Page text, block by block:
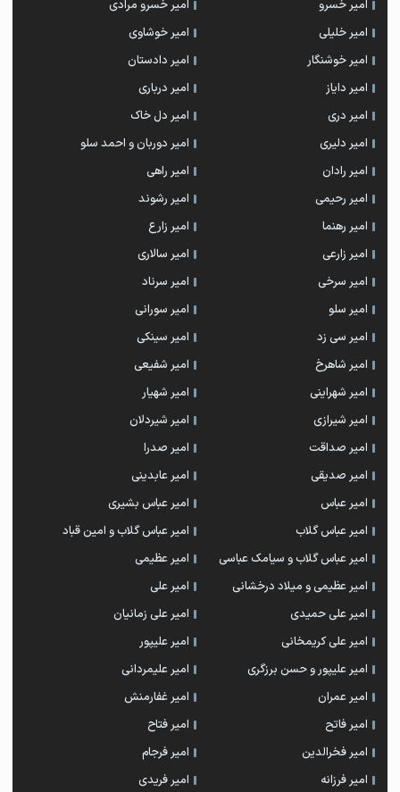
امیر خسرو
امیر خسرو مرادی
امیر خلیلی
امیر خوشاوی
امیر خوشنگار
امیر دادستان
امیر دایاز
امیر درباری
امیر دری
امیر دل خاک
امیر دلیری
امیر دوربان و احمد سلو
امیر رادان
امیر راهی
امیر رحیمی
امیر رشوند
امیر رهنما
امیر زارع
امیر زارعی
امیر سالاری
امیر سرخی
امیر سرناد
امیر سلو
امیر سورانی
امیر سی زد
امیر سینکی
امیر شاهرخ
امیر شفیعی
امیر شهراینی
امیر شهیار
امیر شیرازی
امیر شیردلان
امیر صداقت
امیر صدرا
امیر صدیقی
امیر عابدینی
امیر عباس
امیر عباس بشیری
امیر عباس گلاب
امیر عباس گلاب و امین قباد
امیر عباس گلاب و سیامک عباسی
امیر عظیمی
امیر عظیمی و میلاد درخشانی
امیر علی
امیر علی حمیدی
امیر علی زمانیان
امیر علی کریمخانی
امیر علیپور
امیر علیپور و حسن برزگری
امیر علیمردانی
امیر عمران
امیر غفارمنش
امیر فاتح
امیر فتاح
امیر فخرالدین
امیر فرجام
امیر فرزانه
امیر فریدی